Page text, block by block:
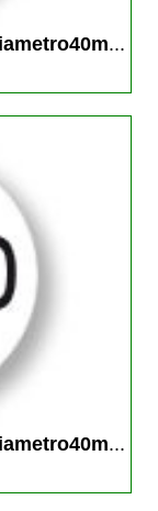
...
...